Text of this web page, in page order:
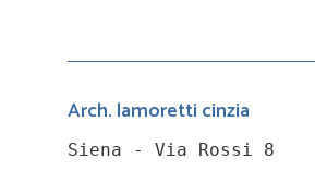
Arch. lamoretti cinzia
Siena - Via Rossi 8